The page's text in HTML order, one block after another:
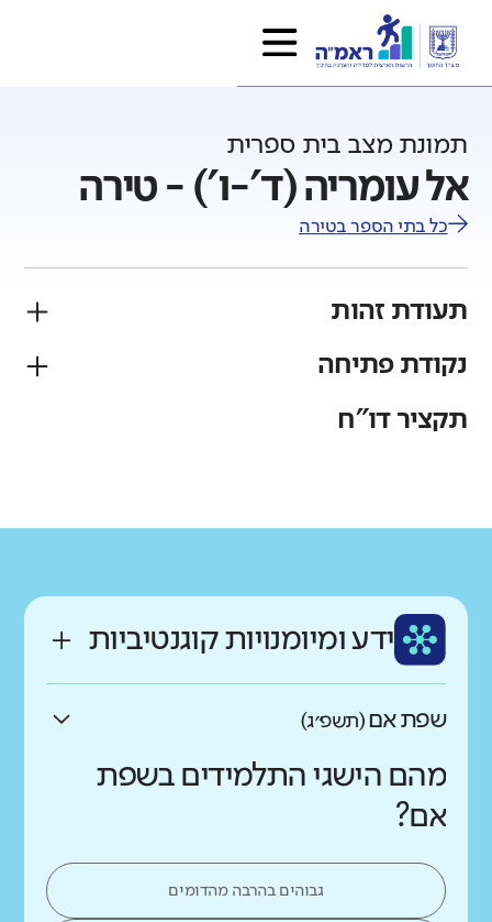
תמונת מצב בית ספרית
אל עומריה (ד'-ו') - טירה
כל בתי הספר בטירה
תעודת זהות
פיקוח
נקודת פתיחה
רקע חברתי כלכלי
ממוצע תלמידים בכיתה
גבוה נמוך
תקציר דו"ח
ידע ומיומנויות קוגנטיביות
שפת אם(תשפ״ג)
מהם הישגי התלמידים בשפת
אם?
גבוהים בהרבה מהדומים